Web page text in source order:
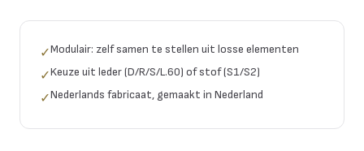
✓Modulair: zelf samen te stellen uit losse elementen
✓Keuze uit leder (D/R/S/L.60) of stof (S1/S2)
✓Nederlands fabricaat, gemaakt in Nederland